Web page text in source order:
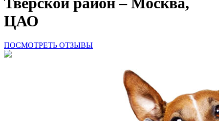
ЦАО
ПОСМОТРЕТЬ ОТЗЫВЫ